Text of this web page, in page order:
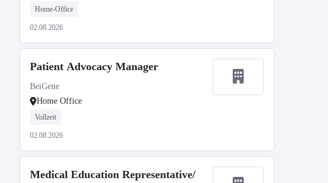
Home-Office
02.08.2026
Patient Advocacy Manager
BeiGene
Home Office
Vollzeit
02.08.2026
Medical Education Representative/